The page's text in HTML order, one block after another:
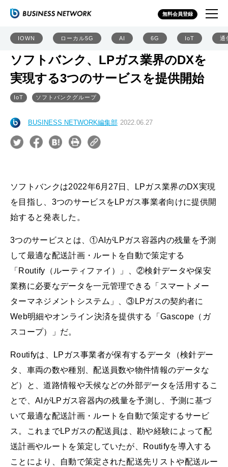
無料会員登録
IOWN ローカル5G AI 6G IoT 通
ソフトバンク、LPガス業界のDXを
実現する3つのサービスを提供開始
IoT ソフトバンクグループ
BUSINESS NETWORK編集部 2022.06.27
ソフトバンクは2022年6月27日、LPガス業界のDX実現
を目指し、3つのサービスをLPガス事業者向けに提供開
始すると発表した。
3つのサービスとは、①AIがLPガス容器内の残量を予測
して最適な配送計画・ルートを自動で策定する
「Routify（ルーティファイ）」、②検針データや保安
業務に必要なデータを一元管理できる「スマートメー
ターマネジメントシステム」、③LPガスの契約者に
Web明細やオンライン決済を提供する「Gascope（ガ
スコープ）」だ。
Routifyは、LPガス事業者が保有するデータ（検針デー
タ、車両の数や種別、配送員数や物件情報のデータな
ど）と、道路情報や天候などの外部データを活用するこ
とで、AIがLPガス容器内の残量を予測し、予測に基づ
いて最適な配送計画・ルートを自動で策定するサービ
ス。これまでLPガスの配送員は、勘や経験によって配
送計画やルートを策定していたが、Routifyを導入する
ことにより、自動で策定された配送先リストや配送ルー